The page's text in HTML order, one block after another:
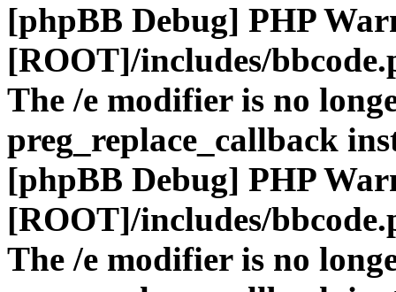
[phpBB Debug] PHP
[ROOT]/includes/
The /e modifier is no
preg_replace_callback
[phpBB Debug] PHP
[ROOT]/includes/
The /e modifier is no